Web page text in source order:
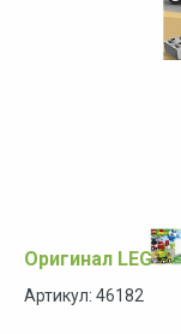
Оригинал LEGO
Артикул: 46182